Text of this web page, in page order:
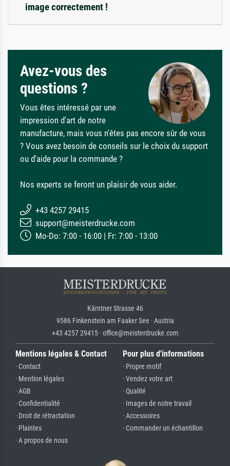
image correctement !
Avez-vous des
questions ?
Vous êtes intéressé par une
impression d'art de notre
manufacture, mais vous n'êtes pas encore sûr de vous
? Vous avez besoin de conseils sur le choix du support
ou d'aide pour la commande ?
Nos experts se feront un plaisir de vous aider.
+43 4257 29415
support@meisterdrucke.com
Mo-Do: 7:00 - 16:00 | Fr: 7:00 - 13:00
Kärntner Strasse 46
9586 Finkenstein am Faaker See · Austria
+43 4257 29415 · office@meisterdrucke.com
Mentions légales & Contact
· Contact
· Mention légales
· AGB
· Confidentialité
· Droit de rétractation
· Plaintes
· A propos de nous
Pour plus d'informations
· Propre motif
· Vendez votre art
· Qualité
· Images de notre travail
· Accessoires
· Commander un échantillon